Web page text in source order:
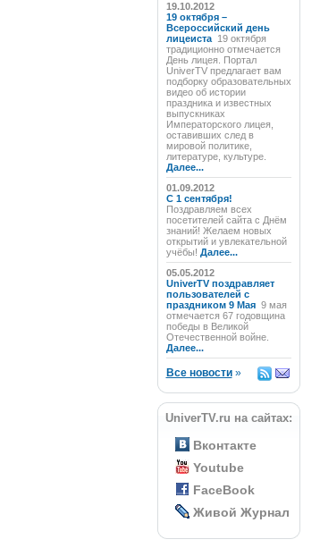
19.10.2012
19 октября –
Всероссийский день
лицеиста 19 октября
традиционно отмечается
День лицея. Портал
UniverTV предлагает вам
подборку образовательных
видео об истории
праздника и известных
выпускниках
Императорского лицея,
оставивших след в
мировой политике,
литературе, культуре.
Далее...
01.09.2012
C 1 сентября!
Поздравляем всех
посетителей сайта с Днём
знаний! Желаем новых
открытий и увлекательной
учёбы! Далее...
05.05.2012
UniverTV поздравляет
пользователей с
праздником 9 Мая 9 мая
отмечается 67 годовщина
победы в Великой
Отечественной войне.
Далее...
Все новости»
UniverTV.ru на сайтах:
Вконтакте
Youtube
FaceBook
Живой Журнал